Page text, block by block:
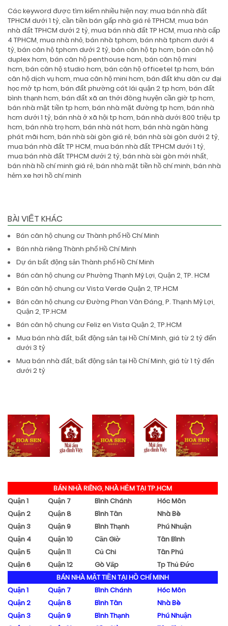
Các keyword được tìm kiếm nhiều hiện nay: mua bán nhà đất
TPHCM dưới 1 tỷ, cần tiền bán gấp nhà giá rẻ TPHCM, mua bán
nhà đất TPHCM dưới 2 tỷ, mua bán nhà đất TP HCM, mua nhà cấp
4 TPHCM, mua nhà nhỏ, bán nhà tphcm, bán nhà tphcm dưới 4
tỷ, bán căn hộ tphcm dưới 2 tỷ, bán căn hộ tp hcm, bán căn hộ
duplex hcm, bán căn hộ penthouse hcm, bán căn hộ mini
hcm, bán căn hộ studio hcm, bán căn hộ officetel tp hcm, bán
căn hộ dịch vụ hcm, mua căn hộ mini hcm, bán đất khu dân cư đại
học mở tp hcm, bán đất phường cát lái quận 2 tp hcm, bán đất
bình thạnh hcm, bán đất xã an thới đông huyện cần giờ tp hcm,
bán nhà mặt tiền tp hcm, bán nhà mặt đường tp hcm, bán nhà
hcm dưới 1 tỷ, bán nhà ở xã hội tp hcm, bán nhà dưới 800 triệu tp
hcm, bán nhà trọ hcm, bán nhà nát hcm, bán nhà ngân hàng
phát mãi hcm, bán nhà sài gòn giá rẻ, bán nhà sài gòn dưới 2 tỷ,
mua bán nhà đất TP HCM, mua bán nhà đất TPHCM dưới 1 tỷ,
mua bán nhà đất TPHCM dưới 2 tỷ, bán nhà sài gòn mới nhất,
bán nhà hồ chí minh giá rẻ, bán nhà mặt tiền hồ chí minh, bán nhà
hẻm xe hơi hồ chí minh
BÀI VIẾT KHÁC
Bán căn hộ chung cư Thành phố Hồ Chí Minh
Bán nhà riêng Thành phố Hồ Chí Minh
Dự án bất động sản Thành phố Hồ Chí Minh
Bán căn hộ chung cư Phường Thạnh Mỹ Lợi, Quận 2, TP. HCM
Bán căn hộ chung cư Vista Verde Quận 2, TP.HCM
Bán căn hộ chung cư Đường Phan Văn Đáng, P. Thạnh Mỹ Lợi,
Quận 2, TP.HCM
Bán căn hộ chung cư Feliz en Vista Quận 2, TP.HCM
Mua bán nhà đất, bất động sản tại Hồ Chí Minh, giá từ 2 tỷ đến
dưới 3 tỷ
Mua bán nhà đất, bất động sản tại Hồ Chí Minh, giá từ 1 tỷ đến
dưới 2 tỷ
BÁN NHÀ RIÊNG, NHÀ HẺM TẠI TP.HCM
Quận 1
Quận 7 Bình Chánh
Hóc Môn
Quận 2
Quận 8 Bình Tân
Nhà Bè
Quận 3
Quận 9 Bình Thạnh
Phú Nhuận
Quận 4
Quận 10 Cần Giờ
Tân Bình
Quận 5
Quận 11 Củ Chi
Tân Phú
Quận 6
Quận 12 Gò Vấp
Tp Thủ Đức
BÁN NHÀ MẶT TIỀN TẠI HỒ CHÍ MINH
Quận 1
Quận 7 Bình Chánh
Hóc Môn
Quận 2
Quận 8 Bình Tân
Nhà Bè
Quận 3
Quận 9 Bình Thạnh
Phú Nhuận